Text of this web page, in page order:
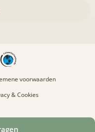
voorwaarden
& Cookies